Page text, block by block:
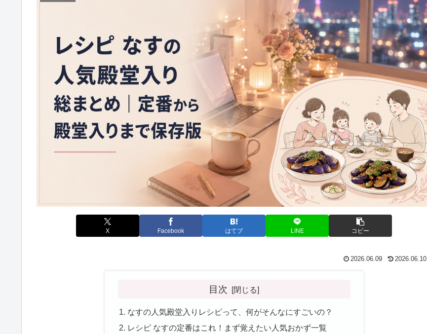
X Facebook はてブ LINE コピー
2026.06.09 2026.06.10
目次
なすの人気殿堂入りレシピって、何がそんなにすごいの？
レシピ なすの定番はこれ！まず覚えたい人気おかず一覧